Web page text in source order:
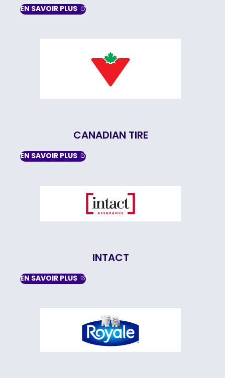
EN SAVOIR PLUS , OPENS IN A NEW TAB
CANADIAN TIRE
EN SAVOIR PLUS , OPENS IN A NEW TAB
INTACT
EN SAVOIR PLUS , OPENS IN A NEW TAB